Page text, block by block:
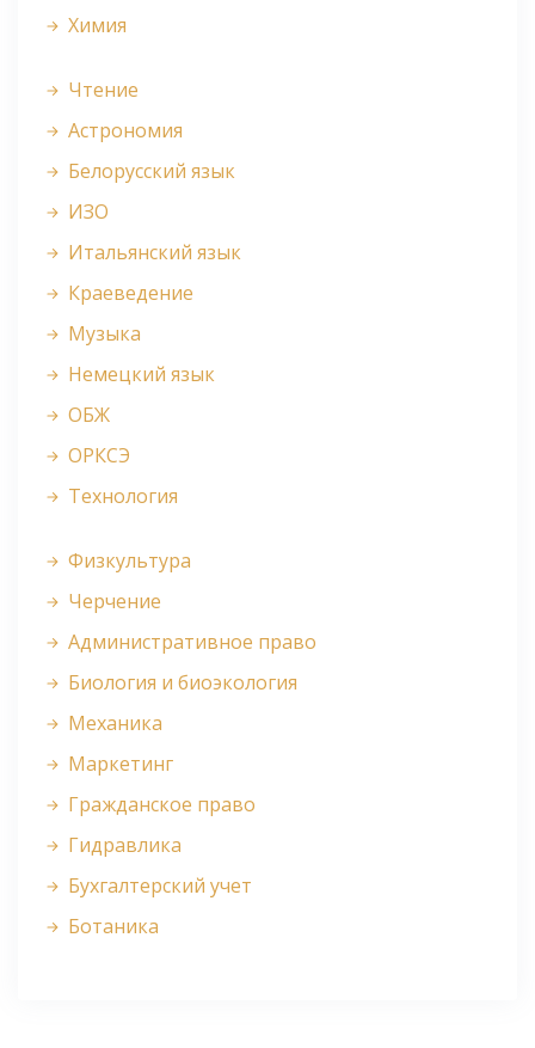
Химия
Чтение
Астрономия
Белорусский язык
ИЗО
Итальянский язык
Краеведение
Музыка
Немецкий язык
ОБЖ
ОРКСЭ
Технология
Физкультура
Черчение
Административное право
Биология и биоэкология
Механика
Маркетинг
Гражданское право
Гидравлика
Бухгалтерский учет
Ботаника